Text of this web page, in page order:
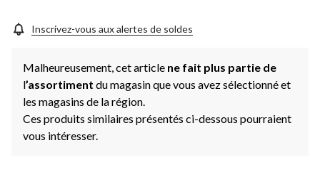
Inscrivez-vous aux alertes de soldes
Malheureusement, cet article ne fait plus partie de
l’assortiment du magasin que vous avez sélectionné et
les magasins de la région.
Ces produits similaires présentés ci-dessous pourraient
vous intéresser.